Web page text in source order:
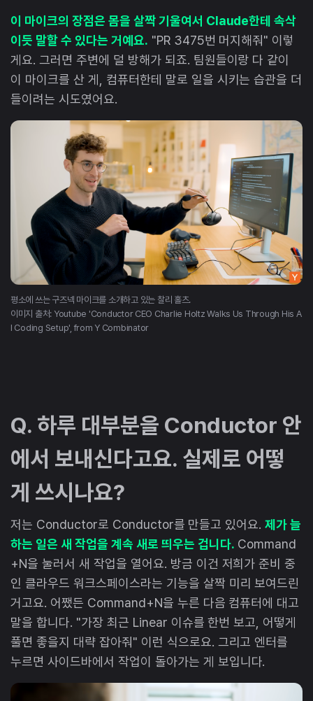
이 마이크의 장점은 몸을 살짝 기울여서 Claude한테 속삭
이듯 말할 수 있다는 거예요. "PR 3475번 머지해줘" 이렇
게요. 그러면 주변에 덜 방해가 되죠. 팀원들이랑 다 같이
이 마이크를 산 게, 컴퓨터한테 말로 일을 시키는 습관을 더
들이려는 시도였어요.
평소에 쓰는 구즈넥 마이크를 소개하고 있는 찰리 홀츠.
이미지 출처: Youtube 'Conductor CEO Charlie Holtz Walks Us Through His A
I Coding Setup', from Y Combinator
Q. 하루 대부분을 Conductor 안
에서 보내신다고요. 실제로 어떻
게 쓰시나요?
저는 Conductor로 Conductor를 만들고 있어요.제가 늘
하는 일은 새 작업을 계속 새로 띄우는 겁니다. Command
+N을 눌러서 새 작업을 열어요. 방금 이건 저희가 준비 중
인 클라우드 워크스페이스라는 기능을 살짝 미리 보여드린
거고요. 어쨌든 Command+N을 누른 다음 컴퓨터에 대고
말을 합니다. "가장 최근 Linear 이슈를 한번 보고, 어떻게
풀면 좋을지 대략 잡아줘" 이런 식으로요. 그리고 엔터를
누르면 사이드바에서 작업이 돌아가는 게 보입니다.